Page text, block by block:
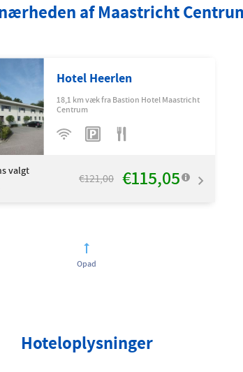
af Maastricht
Hotel Heerlen
18,1 km væk fra Bastion Hotel Maastricht
Centrum
valgt
€121,00 €115,05
Opad
Hoteloplysninger